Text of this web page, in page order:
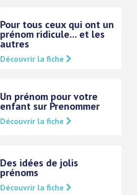
Pour tous ceux qui ont un
prénom ridicule... et les
autres
Découvrir la fiche
Un prénom pour votre
enfant sur Prenommer
Découvrir la fiche
Des idées de jolis
prénoms
Découvrir la fiche